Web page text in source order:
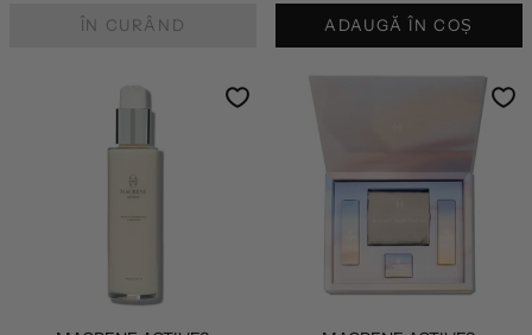
ÎN CURÂND ADAUGĂ ÎN COȘ